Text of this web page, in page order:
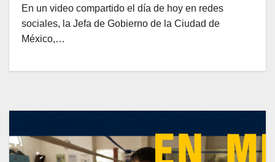
En un video compartido el día de hoy en redes
sociales, la Jefa de Gobierno de la Ciudad de
México,…